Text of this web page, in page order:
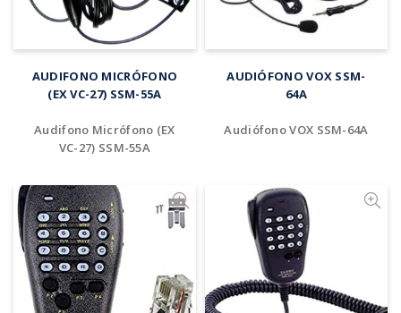
Añadir al cotizador
AUDIFONO MICRÓFONO
(EX VC-27) SSM-55A
Audifono Micrófono (EX
VC-27) SSM-55A
Añadir al cotizador
AUDIÓFONO VOX SSM-
64A
Audiófono VOX SSM-64A